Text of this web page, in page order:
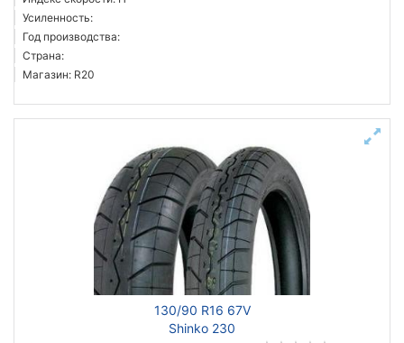
Усиленность:
Год производства:
Страна:
Магазин: R20
130/90 R16 67V
Shinko 230